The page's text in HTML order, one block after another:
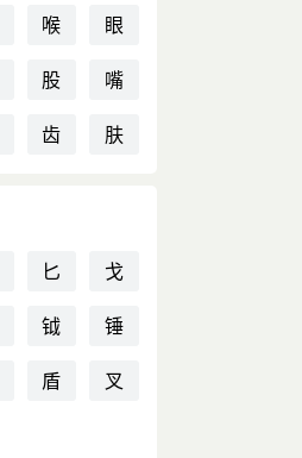
喉
眼
股
嘴
齿 肤
匕
戈
钺
锤
盾
叉